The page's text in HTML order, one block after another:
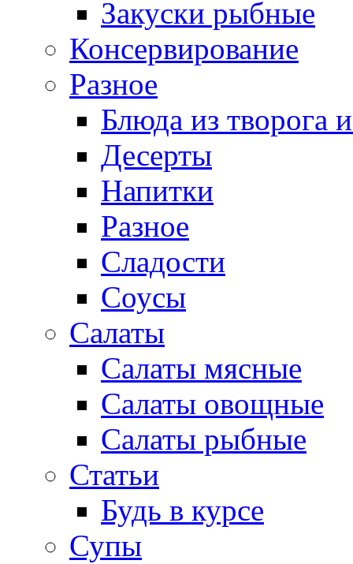
Закуски рыбные
Консервирование
Разное
Блюда из творога
Десерты
Напитки
Разное
Сладости
Соусы
Салаты
Салаты мясные
Салаты овощные
Салаты рыбные
Статьи
Будь в курсе
Супы